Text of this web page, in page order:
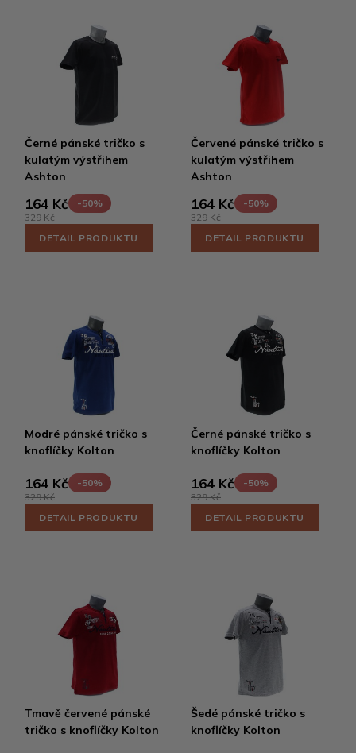
Černé pánské tričko s
kulatým výstřihem
Ashton
164 Kč
-50%
329 Kč
DETAIL PRODUKTU
Červené pánské tričko s
kulatým výstřihem
Ashton
164 Kč
-50%
329 Kč
DETAIL PRODUKTU
Modré pánské tričko s
knoflíčky Kolton
164 Kč
-50%
329 Kč
DETAIL PRODUKTU
Černé pánské tričko s
knoflíčky Kolton
164 Kč
-50%
329 Kč
DETAIL PRODUKTU
Tmavě červené pánské
tričko s knoflíčky Kolton
Šedé pánské tričko s
knoflíčky Kolton